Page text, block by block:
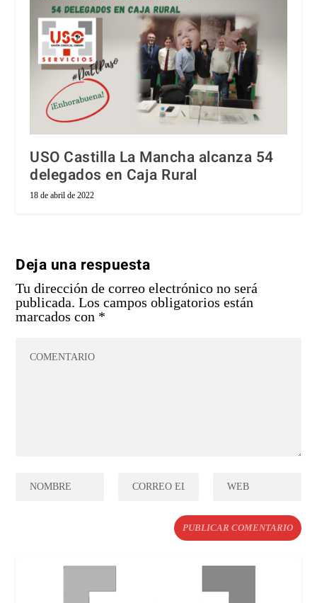
USO Castilla La Mancha alcanza 54
delegados en Caja Rural
18 de abril de 2022
Deja una respuesta
Tu dirección de correo electrónico no será
publicada. Los campos obligatorios están
marcados con *